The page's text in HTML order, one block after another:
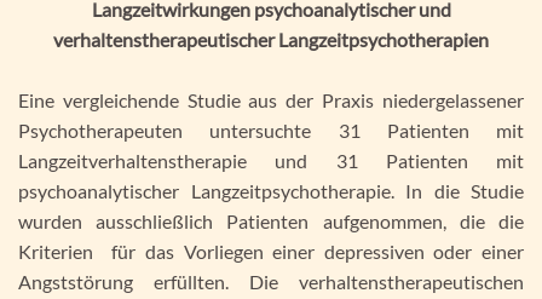
Langzeitwirkungen psychoanalytischer und
verhaltenstherapeutischer Langzeitpsychotherapien
Eine vergleichende Studie aus der Praxis niedergelassener
Psychotherapeuten untersuchte 31 Patienten mit
Langzeitverhaltenstherapie und 31 Patienten mit
psychoanalytischer Langzeitpsychotherapie. In die Studie
wurden ausschließlich Patienten aufgenommen, die die
Kriterien für das Vorliegen einer depressiven oder einer
Angststörung erfüllten. Die verhaltenstherapeutischen